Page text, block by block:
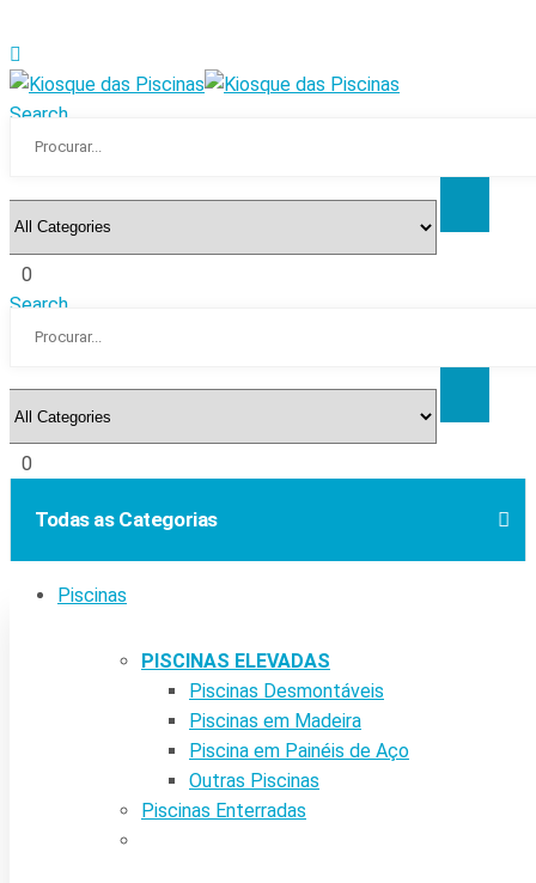
Search
0
Search
0
Todas as Categorias
Piscinas
PISCINAS ELEVADAS
Piscinas Desmontáveis
Piscinas em Madeira
Piscina em Painéis de Aço
Outras Piscinas
Piscinas Enterradas